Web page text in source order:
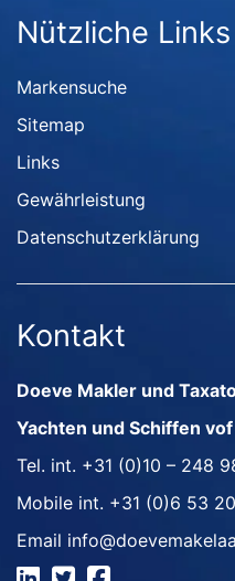
Nützliche Links
Markensuche
Sitemap
Links
Gewährleistung
Datenschutzerklärung
Kontakt
Doeve Makler und
Yachten und Schiffen vof
Tel. int. +31 (0)10 – 248
Mobile int. +31 (0)6 53
Email